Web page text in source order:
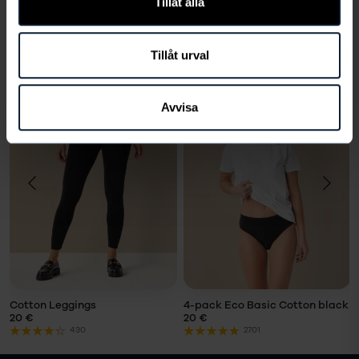
Tillåt urval
Avvisa
VALITSE
KOKO
VARUKORG
Cotton Leggings
20 €
430
Koko
LÄGG I
4-pack Eco Basic Cotton black
20 €
2701